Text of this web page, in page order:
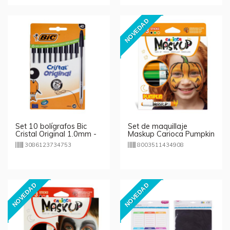
Set 10 bolígrafos Bic
Cristal Original 1.0mm -
negro3086123734753
NOVEDAD
Set de maquillaje
Maskup Carioca Pumpkin
8003511434908
NOVEDAD NOVEDAD